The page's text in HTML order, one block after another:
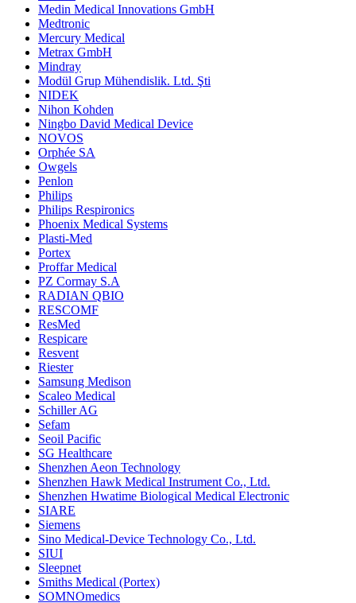
Medin Medical Innovations GmbH
Medtronic
Mercury Medical
Metrax GmbH
Mindray
Modül Grup Mühendislik. Ltd. Şti
NIDEK
Nihon Kohden
Ningbo David Medical Device
NOVOS
Orphée SA
Owgels
Penlon
Philips
Philips Respironics
Phoenix Medical Systems
Plasti-Med
Portex
Proffar Medical
PZ Cormay S.A
RADIAN QBIO
RESCOMF
ResMed
Respicare
Resvent
Riester
Samsung Medison
Scaleo Medical
Schiller AG
Sefam
Seoil Pacific
SG Healthcare
Shenzhen Aeon Technology
Shenzhen Hawk Medical Instrument Co., Ltd.
Shenzhen Hwatime Biological Medical Electronic
SIARE
Siemens
Sino Medical-Device Technology Co., Ltd.
SIUI
Sleepnet
Smiths Medical (Portex)
SOMNOmedics